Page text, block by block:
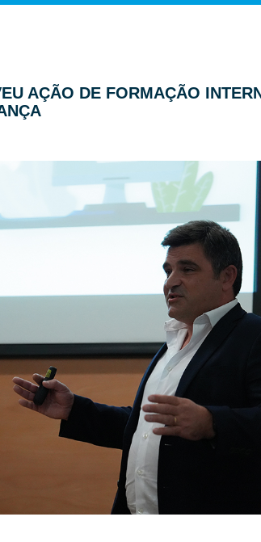
AÇÃO DE FORMAÇÃO